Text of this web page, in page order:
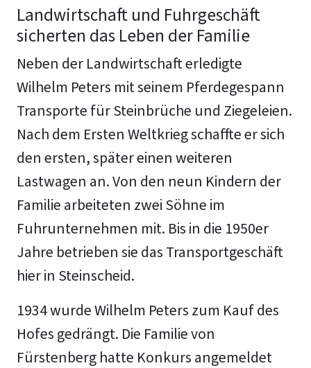
Landwirtschaft und Fuhrgeschäft
sicherten das Leben der Familie
Neben der Landwirtschaft erledigte
Wilhelm Peters mit seinem Pferdegespann
Transporte für Steinbrüche und Ziegeleien.
Nach dem Ersten Weltkrieg schaffte er sich
den ersten, später einen weiteren
Lastwagen an. Von den neun Kindern der
Familie arbeiteten zwei Söhne im
Fuhrunternehmen mit. Bis in die 1950er
Jahre betrieben sie das Transportgeschäft
hier in Steinscheid.
1934 wurde Wilhelm Peters zum Kauf des
Hofes gedrängt. Die Familie von
Fürstenberg hatte Konkurs angemeldet